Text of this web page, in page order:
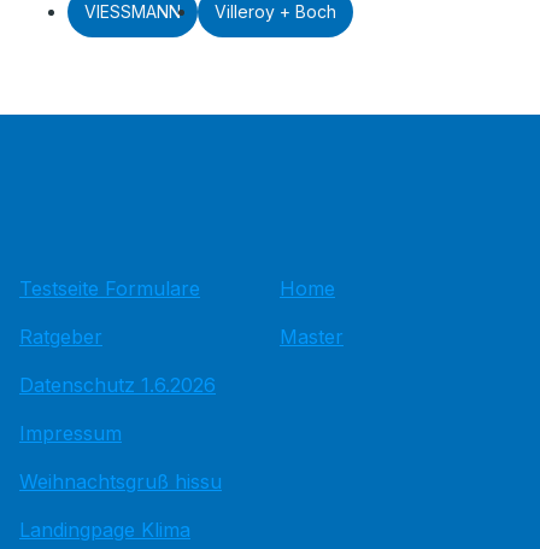
VIESSMANN Villeroy + Boch
Testseite Formulare
Ratgeber
Datenschutz 1.6.2026
Impressum
Weihnachtsgruß hissu
Landingpage Klima
Home
Master